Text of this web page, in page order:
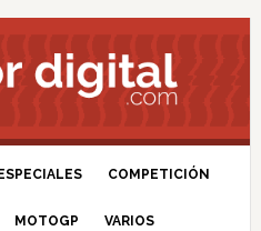
ESPECIALES COMPETICIÓN
MOTOGP VARIOS